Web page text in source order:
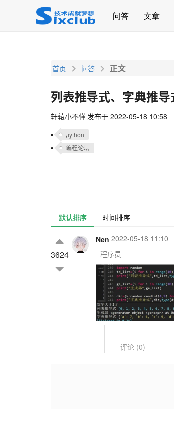
page contents
问答 文章
首页 问答 正文
列表推导式、字典推导
轩辕小不懂 发布于 2022-05-18 10:58
python
编程论坛
默认排序 时间排序
3624
Nen 2022-05-18 11:10
- 程序员
评论 (0)